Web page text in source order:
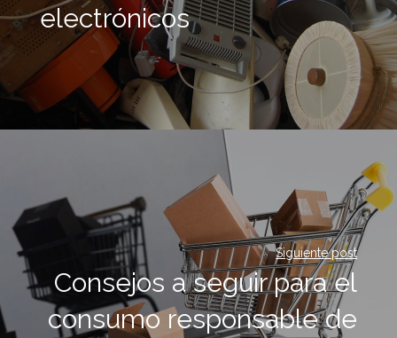
electrónicos
Siguiente post
Consejos a seguir para el
consumo responsable de